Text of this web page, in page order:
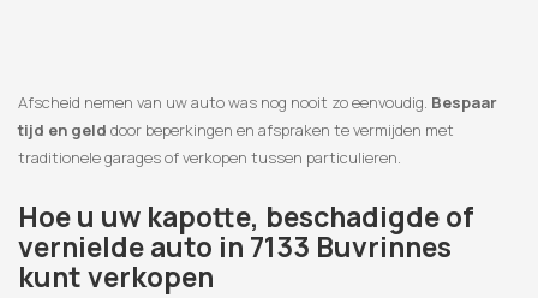
Afscheid nemen van uw auto was nog nooit zo eenvoudig. Bespaar
tijd en geld door beperkingen en afspraken te vermijden met
traditionele garages of verkopen tussen particulieren.
Hoe u uw kapotte, beschadigde of
vernielde auto in 7133 Buvrinnes
kunt verkopen